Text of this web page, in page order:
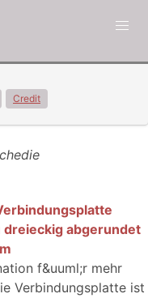
Credit
chedie
dreieckig abgerundet
f&uuml;r mehr
Verbindungsplatte ist